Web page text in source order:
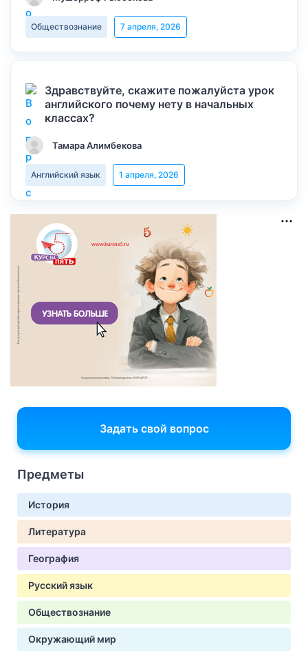
Обществознание 7 апреля, 2026
Здравствуйте, скажите пожалуйста урок
английского почему нету в начальных
классах?
Тамара Алимбекова
Английский язык 1 апреля, 2026
Задать свой вопрос
Предметы
История
Литература
География
Русский язык
Обществознание
Окружающий мир